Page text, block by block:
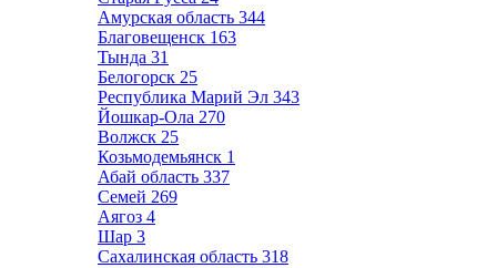
Амурская область 344
Благовещенск 163
Тында 31
Белогорск 25
Республика Марий Эл 343
Йошкар-Ола 270
Волжск 25
Козьмодемьянск 1
Абай область 337
Семей 269
Аягоз 4
Шар 3
Сахалинская область 318